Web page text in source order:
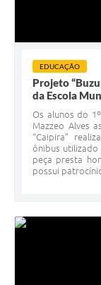
EDUCAÇÃO
Projeto
da Escola
Os alunos do
Mazzeo Alves
“Caipira”
ônibus
peça presta
possui